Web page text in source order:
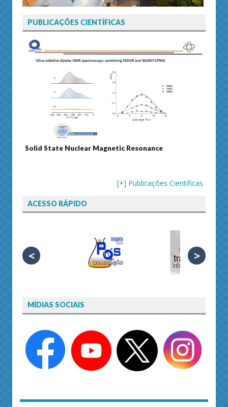
PUBLICAÇÕES CIENTÍFICAS
Solid State Nuclear Magnetic Resonance
[+] Publicações Científicas
ACESSO RÁPIDO
< >
MÍDIAS SOCIAIS